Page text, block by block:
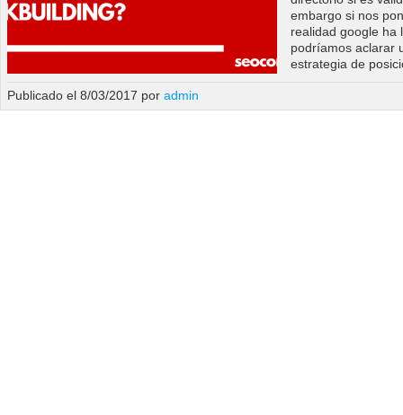
embargo si nos
realidad google ha
podríamos aclarar
estrategia de
Publicado el 8/03/2017 por admin